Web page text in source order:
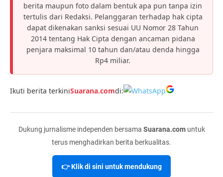
berita maupun foto dalam bentuk apa pun tanpa izin
tertulis dari Redaksi. Pelanggaran terhadap hak cipta
dapat dikenakan sanksi sesuai UU Nomor 28 Tahun
2014 tentang Hak Cipta dengan ancaman pidana
penjara maksimal 10 tahun dan/atau denda hingga
Rp4 miliar.
Ikuti berita terkiniSuarana.comdi:
Dukung jurnalisme independen bersama Suarana.comuntuk
terus menghadirkan berita berkualitas.
👉 Klik di sini untuk mendukung